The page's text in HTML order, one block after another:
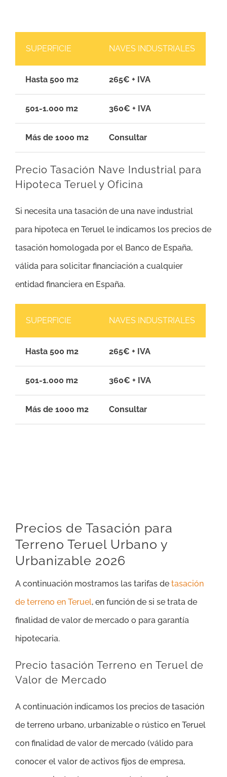
SUPERFICIE NAVES INDUSTRIALES
Hasta 500 m2 265€ + IVA
501-1.000 m2 360€ + IVA
Más de 1000 m2 Consultar
Precio Tasación Nave Industrial para
Hipoteca Teruel y Oficina
Si necesita una tasación de una nave industrial
para hipoteca en Teruel le indicamos los precios de
tasación homologada por el Banco de España,
válida para solicitar financiación a cualquier
entidad financiera en España.
SUPERFICIE NAVES INDUSTRIALES
Hasta 500 m2 265€ + IVA
501-1.000 m2 360€ + IVA
Más de 1000 m2 Consultar
Precios de Tasación para
Terreno Teruel Urbano y
Urbanizable 2026
A continuación mostramos las tarifas de tasación
de terreno en Teruel, en función de si se trata de
finalidad de valor de mercado o para garantía
hipotecaria.
Precio tasación Terreno en Teruel de
Valor de Mercado
A continuación indicamos los precios de tasación
de terreno urbano, urbanizable o rústico en Teruel
con finalidad de valor de mercado (válido para
conocer el valor de activos fijos de empresa,